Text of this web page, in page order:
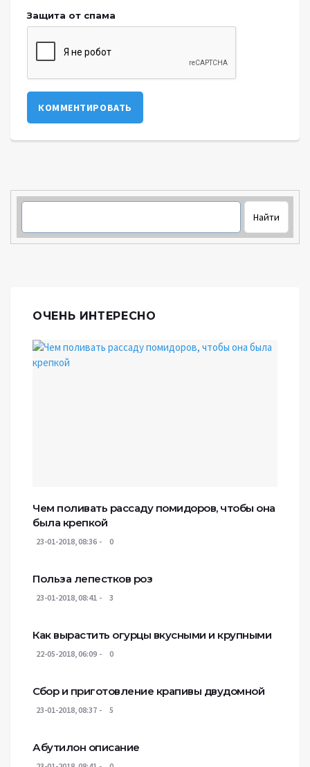
Защита от спама
КОММЕНТИРОВАТЬ
ОЧЕНЬ ИНТЕРЕСНО
Чем поливать рассаду помидоров, чтобы она
была крепкой
23-01-2018, 08:36 0
Польза лепестков роз
23-01-2018, 08:41 3
Как вырастить огурцы вкусными и крупными
22-05-2018, 06:09 0
Сбор и приготовление крапивы двудомной
23-01-2018, 08:37 5
Абутилон описание